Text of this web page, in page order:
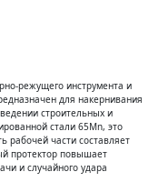
режущего инструмента и
для накернивания
строительных и
стали 65Mn, это
рабочей части составляет
протектор повышает
и случайного удара